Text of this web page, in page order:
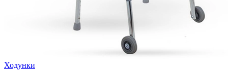
Ходунки